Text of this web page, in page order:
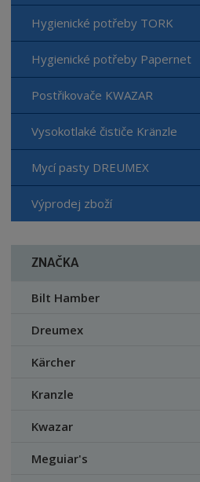
Hygienické potřeby TORK
Hygienické potřeby Papernet
Postřikovače KWAZAR
Vysokotlaké čističe Kränzle
Mycí pasty DREUMEX
Výprodej zboží
ZNAČKA
Bilt Hamber
Dreumex
Kärcher
Kranzle
Kwazar
Meguiar's